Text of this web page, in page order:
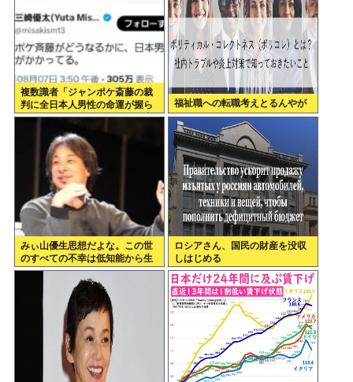
複数識者「ジャンポケ斎藤の裁
判に全日本人男性の命運が握ら
れている。これでだめなら日本
男全員懲役7年だ」
福祉職への転職考えとるんやが
みぃ山優生思想だよな。この世
のすべての不幸は低知能から生
まれるっていう
ロシアさん、国民の財産を没収
しはじめる